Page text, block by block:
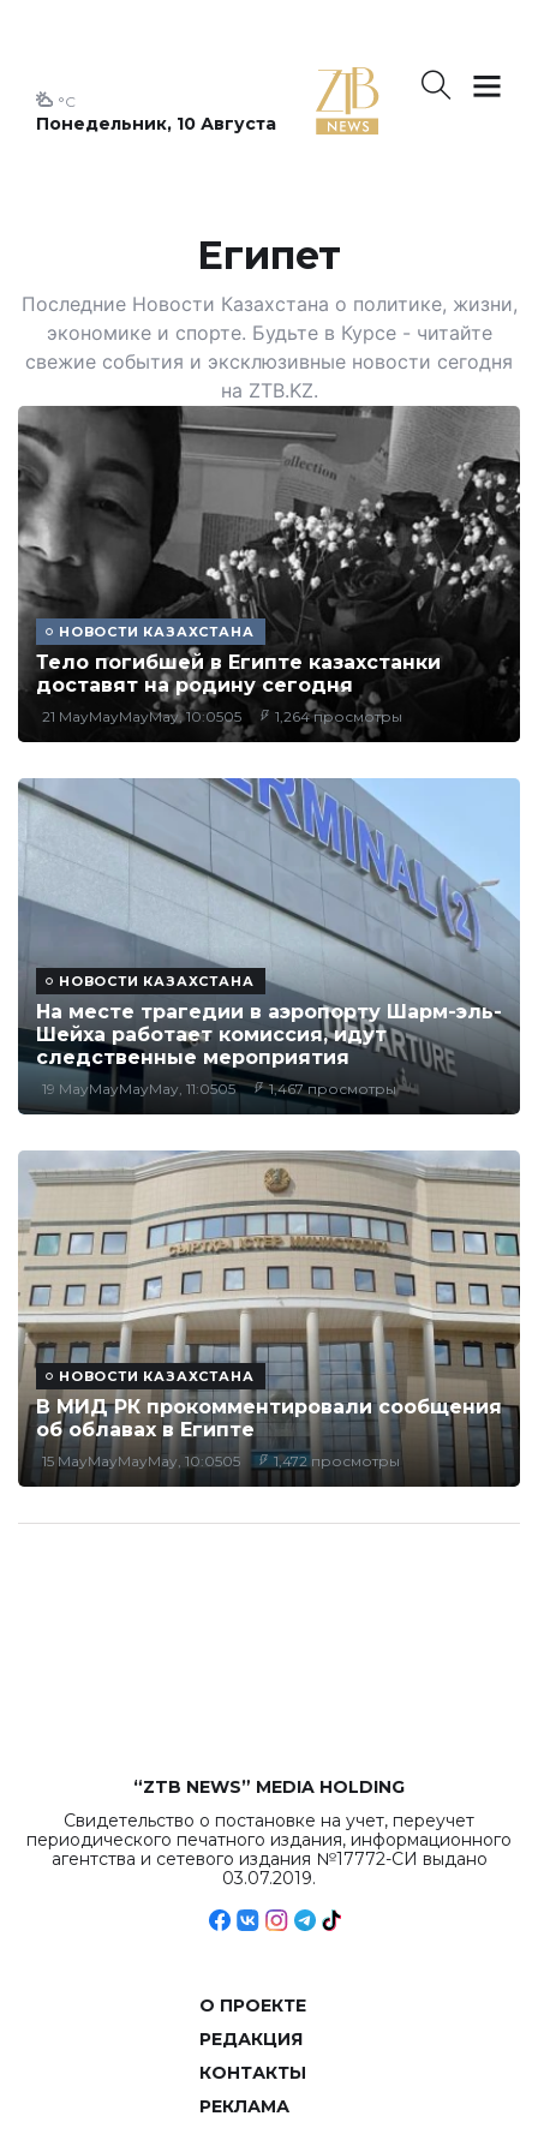
Понедельник, 10 Августа
°C
Египет
Последние Новости Казахстана о политике, жизни,
экономике и спорте. Будьте в Курсе - читайте
свежие события и эксклюзивные новости сегодня
на ZTB.KZ.
НОВОСТИ КАЗАХСТАНА
Тело погибшей в Египте казахстанки
доставят на родину сегодня
21 MayMayMayMay, 10:0505 1,264 просмотры
НОВОСТИ КАЗАХСТАНА
На месте трагедии в аэропорту Шарм-эль-
Шейха работает комиссия, идут
следственные мероприятия
19 MayMayMayMay, 11:0505 1,467 просмотры
НОВОСТИ КАЗАХСТАНА
В МИД РК прокомментировали сообщения
об облавах в Египте
15 MayMayMayMay, 10:0505 1,472 просмотры
“ZTB NEWS” MEDIA HOLDING
Свидетельство о постановке на учет, переучет
периодического печатного издания, информационного
агентства и сетевого издания №17772-СИ выдано
03.07.2019.
О ПРОЕКТЕ
РЕДАКЦИЯ
КОНТАКТЫ
РЕКЛАМА